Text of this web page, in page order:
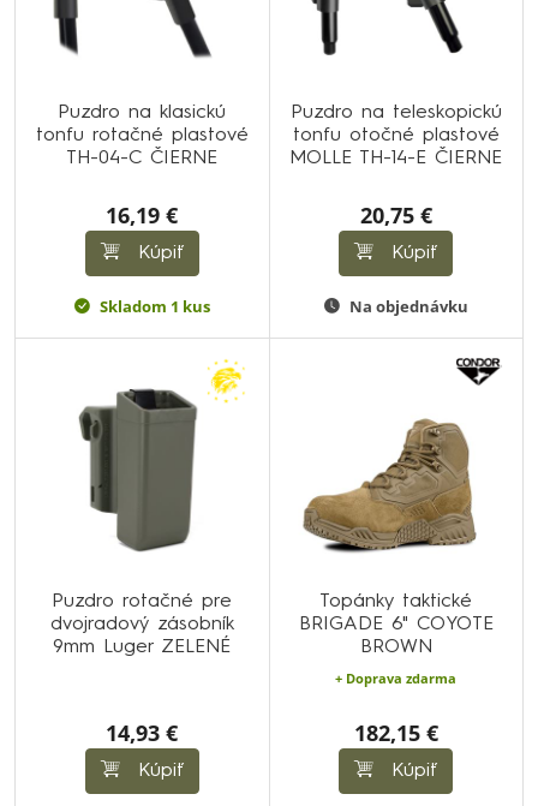
Puzdro na klasickú
tonfu rotačné plastové
TH-04-C ČIERNE
16,19 €
Kúpiť
Skladom 1 kus
Puzdro na teleskopickú
tonfu otočné plastové
MOLLE TH-14-E ČIERNE
20,75 €
Kúpiť
Na objednávku
Puzdro rotačné pre
dvojradový zásobník
9mm Luger ZELENÉ
14,93 €
Kúpiť
Topánky taktické
BRIGADE 6" COYOTE
BROWN
+ Doprava zdarma
182,15 €
Kúpiť